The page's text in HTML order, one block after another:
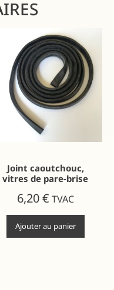
Joint caoutchouc,
vitres de pare-brise
6,20€ TVAC
Ajouter au panier